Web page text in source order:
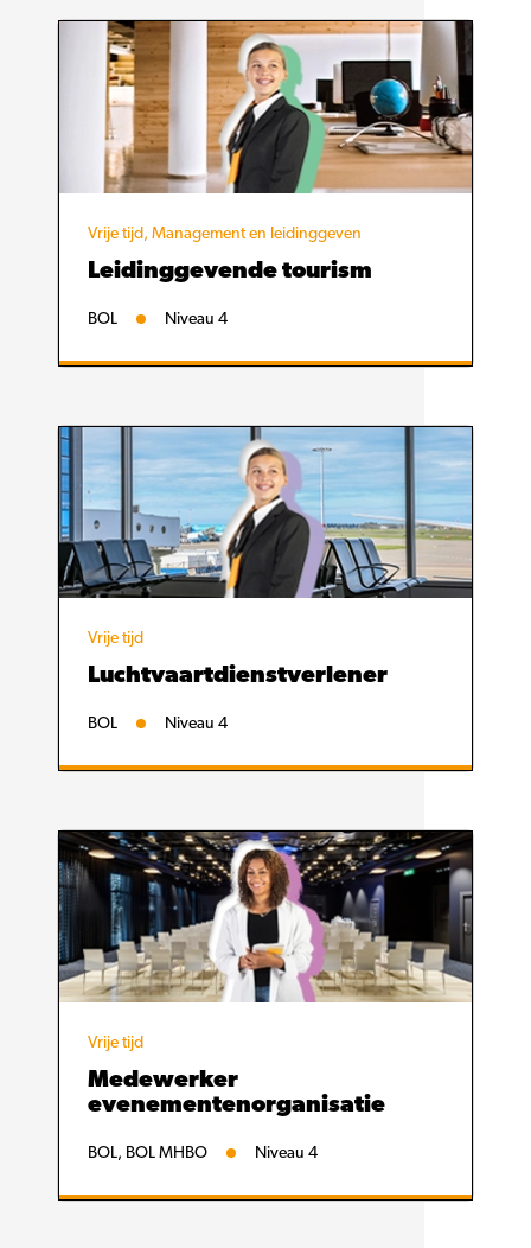
Vrije tijd, Management en leidinggeven
Leidinggevende tourism
BOL Niveau 4
Vrije tijd
Luchtvaartdienstverlener
BOL Niveau 4
Vrije tijd
Medewerker
evenementenorganisatie
BOL, BOL MHBO Niveau 4